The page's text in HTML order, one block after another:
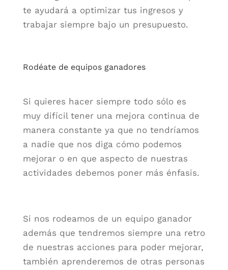
te ayudará a optimizar tus ingresos y
trabajar siempre bajo un presupuesto.
Rodéate de equipos ganadores
Si quieres hacer siempre todo sólo es
muy difícil tener una mejora continua de
manera constante ya que no tendríamos
a nadie que nos diga cómo podemos
mejorar o en que aspecto de nuestras
actividades debemos poner más énfasis.
Si nos rodeamos de un equipo ganador
además que tendremos siempre una retro
de nuestras acciones para poder mejorar,
también aprenderemos de otras personas